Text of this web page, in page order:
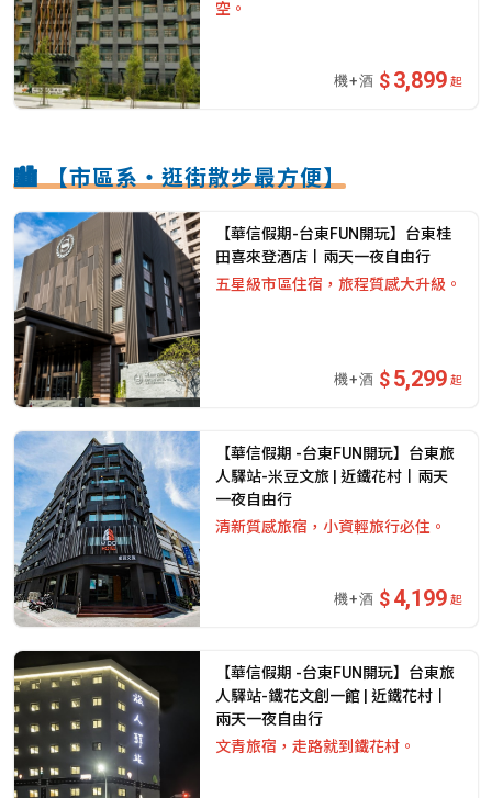
空。
3,899 起
🏙️ 【市區系・逛街散步最方便】
【華信假期-台東FUN開玩】台東桂
田喜來登酒店丨兩天一夜自由行
五星級市區住宿，旅程質感大升級。
5,299 起
【華信假期 -台東FUN開玩】台東旅
人驛站-米豆文旅 | 近鐵花村丨兩天
一夜自由行
清新質感旅宿，小資輕旅行必住。
4,199 起
【華信假期 -台東FUN開玩】台東旅
人驛站-鐵花文創一館 | 近鐵花村丨
兩天一夜自由行
文青旅宿，走路就到鐵花村。